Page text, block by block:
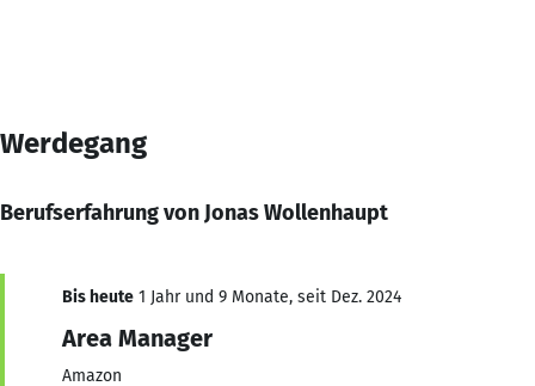
Werdegang
Berufserfahrung von Jonas Wollenhaupt
Bis heute 1 Jahr und 9 Monate, seit Dez. 2024
Area Manager
Amazon